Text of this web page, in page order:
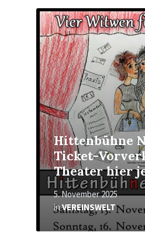
Hittenbühne
Ticket-
Theater hier
5. November 2025
inVEREINSWELT
Mehr
erfahren